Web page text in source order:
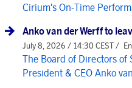
Cirium's On-Time
Anko van der Werff to
July 8, 2026 / 14:30 CEST /
The Board of Directors of
President & CEO Anko